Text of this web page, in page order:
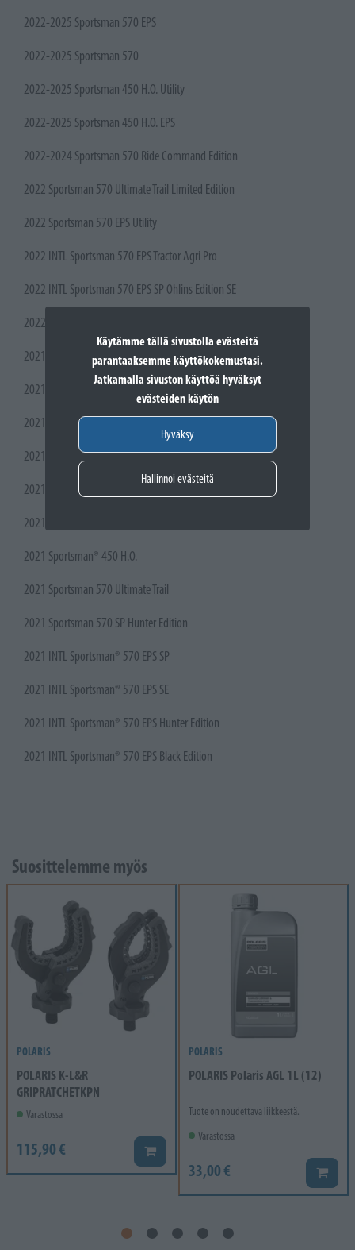
Käytämme tällä sivustolla evästeitä
parantaaksemme käyttökokemustasi.
Jatkamalla sivuston käyttöä hyväksyt
evästeiden käytön
Hyväksy
Hallinnoi evästeitä
2022-2025 Sportsman 570 EPS
2022-2025 Sportsman 570
2022-2025 Sportsman 450 H.O. Utility
2022-2025 Sportsman 450 H.O. EPS
2022-2024 Sportsman 570 Ride Command Edition
2022 Sportsman 570 Ultimate Trail Limited Edition
2022 Sportsman 570 EPS Utility
2022 INTL Sportsman 570 EPS Tractor Agri Pro
2022 INTL Sportsman 570 EPS SP Ohlins Edition SE
2022 INTL Sportsman 570 EPS LE
2021-2025 Sportsman 570 Trail
2021 Sportsman® 570 Ultimate Utility
2021 Sportsman® 570 Premium
2021 Sportsman® 570 EPS
2021 Sportsman® 570
2021 Sportsman® 450 H.O. EPS
2021 Sportsman® 450 H.O.
2021 Sportsman 570 Ultimate Trail
2021 Sportsman 570 SP Hunter Edition
2021 INTL Sportsman® 570 EPS SP
2021 INTL Sportsman® 570 EPS SE
2021 INTL Sportsman® 570 EPS Hunter Edition
2021 INTL Sportsman® 570 EPS Black Edition
Suosittelemme myös
POLARIS
POLARIS K-L&R
GRIPRATCHETKPN
Varastossa
115,90 € Lisää koriin
POLARIS
POLARIS Polaris AGL 1L (12)
Tuote on noudettava liikkeestä.
Varastossa
33,00 € Lisää